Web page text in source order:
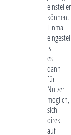
können.
Einmal
ist
es
dann
für
Nutzer
möglich,
sich
direkt
auf